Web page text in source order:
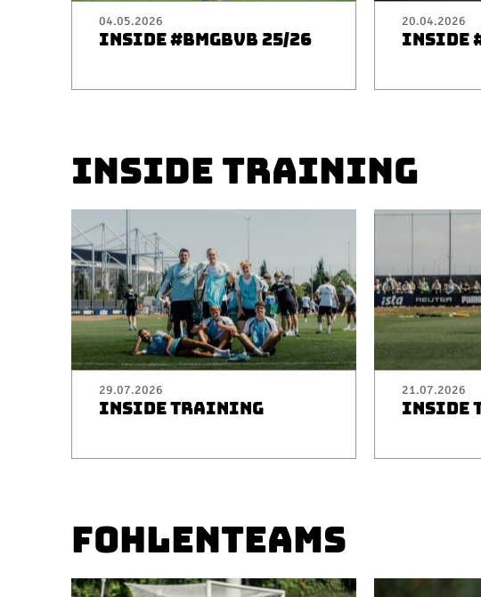
04.05.2026
INSIDE #BMGBVB 25/26
20.04.2026
INSIDE
INSIDE TRAINING
29.07.2026
INSIDE TRAINING
21.07.2026
INSIDE
FOHLENTEAMS